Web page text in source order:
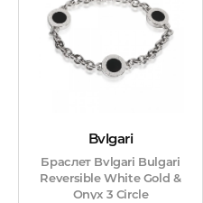
Bvlgari
Браслет Bvlgari Bulgari
Reversible White Gold &
Onyx 3 Circle